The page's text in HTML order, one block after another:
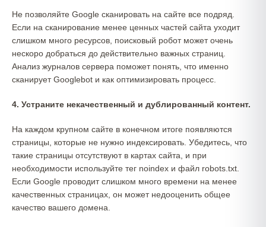
Не позволяйте Google сканировать на сайте все подряд.
Если на сканирование менее ценных частей сайта уходит
слишком много ресурсов, поисковый робот может очень
нескоро добраться до действительно важных страниц.
Анализ журналов сервера поможет понять, что именно
сканирует Googlebot и как оптимизировать процесс.
4. Устраните некачественный и дублированный контент.
На каждом крупном сайте в конечном итоге появляются
страницы, которые не нужно индексировать. Убедитесь, что
такие страницы отсутствуют в картах сайта, и при
необходимости используйте тег noindex и файл robots.txt.
Если Google проводит слишком много времени на менее
качественных страницах, он может недооценить общее
качество вашего домена.